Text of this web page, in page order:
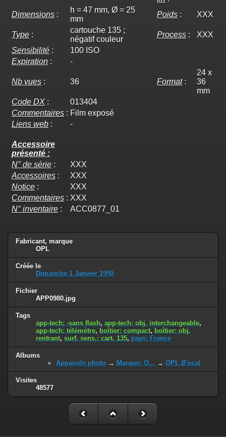
Dimensions :
h = 47 mm, Ø = 25
mm
Poids : XXX
Type :
cartouche 135 ;
négatif couleur
Process :
XXX
Sensibilité :
100 ISO
Expiration : -
Nb vues : 36 Format:
24 x
36
mm
Code DX :
013404
Commentaires : Film exposé
Liens web : -
Accessoire
présenté :
N° de série :
XXX
Accessoires :
XXX
Notice :
XXX
Commentaires : XXX
N° inventaire : ACC0877_01
Fabricant, marque
OPL
Créée le
Dimanche 1 Janvier 1950
Fichier
APP0980.jpg
Tags
app-tech: -sans flash, app-tech: obj. interchangeable,
app-tech: télémètre, boîtier: compact, boîtier: obj.
rentrant, surf. sens.: cart. 135, pays: France
Albums
Appareils photo → Marque: O... → OPL (Foca)
Visites
48577